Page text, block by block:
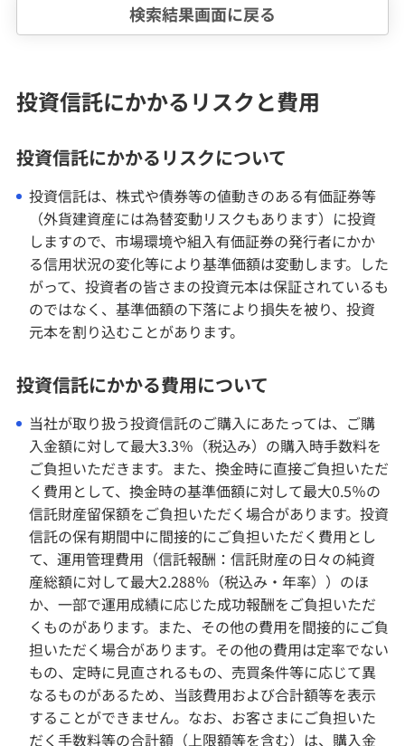
検索結果画面に戻る
投資信託にかかるリスクと費用
投資信託にかかるリスクについて
投資信託は、株式や債券等の値動きのある有価証券等
（外貨建資産には為替変動リスクもあります）に投資
しますので、市場環境や組入有価証券の発行者にかか
る信用状況の変化等により基準価額は変動します。した
がって、投資者の皆さまの投資元本は保証されているも
のではなく、基準価額の下落により損失を被り、投資
元本を割り込むことがあります。
投資信託にかかる費用について
当社が取り扱う投資信託のご購入にあたっては、ご購
入金額に対して最大3.3％（税込み）の購入時手数料を
ご負担いただきます。また、換金時に直接ご負担いただ
く費用として、換金時の基準価額に対して最大0.5％の
信託財産留保額をご負担いただく場合があります。投資
信託の保有期間中に間接的にご負担いただく費用とし
て、運用管理費用（信託報酬：信託財産の日々の純資
産総額に対して最大2.288％（税込み・年率））のほ
か、一部で運用成績に応じた成功報酬をご負担いただ
くものがあります。また、その他の費用を間接的にご負
担いただく場合があります。その他の費用は定率でない
もの、定時に見直されるもの、売買条件等に応じて異
なるものがあるため、当該費用および合計額等を表示
することができません。なお、お客さまにご負担いた
だく手数料等の合計額（上限額等を含む）は、購入金